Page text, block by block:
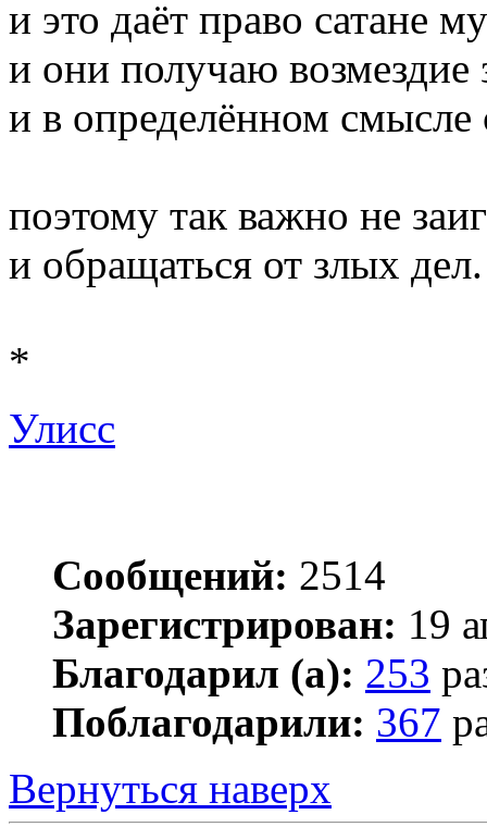
и это даёт право сатане
и они получаю возмездие
и в определённом смысле
поэтому так важно не
и обращаться от злых дел.
*
Улисс
Сообщений: 2514
Зарегистрирован: 19
Благодарил (а): 253
Поблагодарили: 367
Вернуться наверх